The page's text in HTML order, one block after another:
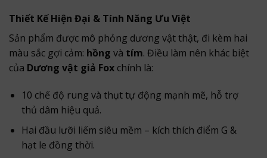
Thiết Kế Hiện Đại & Tính Năng Ưu Việt
Sản phẩm được mô phỏng dương vật thật, đi kèm hai
màu sắc gợi cảm: hồng và tím. Điều làm nên khác biệt
của Dương vật giả Fox chính là:
10 chế độ rung và thụt tự động mạnh mẽ, hỗ trợ
thủ dâm hiệu quả.
Hai đầu lưỡi liếm siêu mềm – kích thích điểm G &
hạt le đồng thời.